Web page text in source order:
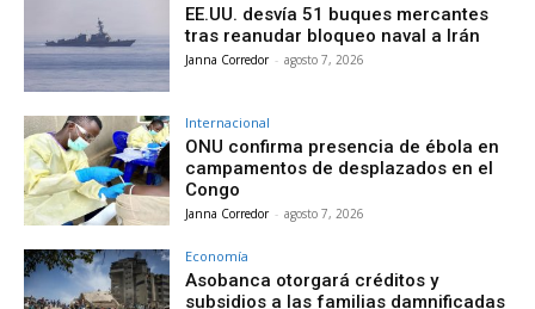
EE.UU. desvía 51 buques mercantes
tras reanudar bloqueo naval a Irán
Janna Corredor - agosto 7, 2026
Internacional
ONU confirma presencia de ébola en
campamentos de desplazados en el
Congo
Janna Corredor - agosto 7, 2026
Economía
Asobanca otorgará créditos y
subsidios a las familias damnificadas